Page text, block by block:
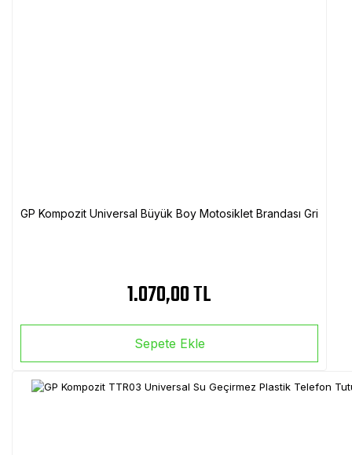
GP Kompozit Universal Büyük Boy Motosiklet Brandası Gri
1.070,00 TL
Sepete Ekle